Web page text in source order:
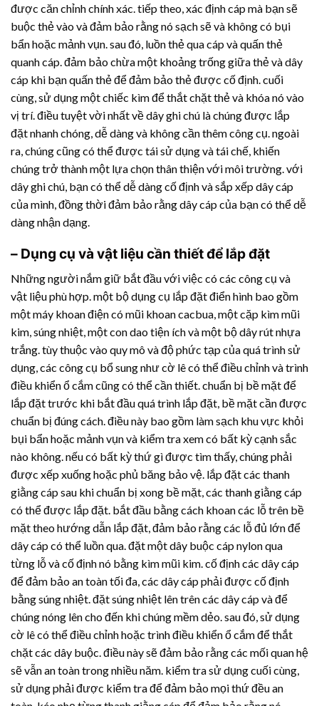
được căn chỉnh chính xác. tiếp theo, xác định cáp mà bạn sẽ
buộc thẻ vào và đảm bảo rằng nó sạch sẽ và không có bụi
bẩn hoặc mảnh vụn. sau đó, luồn thẻ qua cáp và quấn thẻ
quanh cáp. đảm bảo chừa một khoảng trống giữa thẻ và dây
cáp khi bạn quấn thẻ để đảm bảo thẻ được cố định. cuối
cùng, sử dụng một chiếc kìm để thắt chặt thẻ và khóa nó vào
vị trí. điều tuyệt vời nhất về dây ghi chú là chúng được lắp
đặt nhanh chóng, dễ dàng và không cần thêm công cụ. ngoài
ra, chúng cũng có thể được tái sử dụng và tái chế, khiến
chúng trở thành một lựa chọn thân thiện với môi trường. với
dây ghi chú, bạn có thể dễ dàng cố định và sắp xếp dây cáp
của mình, đồng thời đảm bảo rằng dây cáp của bạn có thể dễ
dàng nhận dạng.
– Dụng cụ và vật liệu cần thiết để lắp đặt
Những người nắm giữ bắt đầu với việc có các công cụ và
vật liệu phù hợp. một bộ dụng cụ lắp đặt điển hình bao gồm
một máy khoan điện có mũi khoan cacbua, một cặp kìm mũi
kim, súng nhiệt, một con dao tiện ích và một bộdây rút nhựa
trắng. tùy thuộc vào quy mô và độ phức tạp của quá trình sử
dụng, các công cụ bổ sung như cờ lê có thể điều chỉnh và trình
điều khiển ổ cắm cũng có thể cần thiết. chuẩn bị bề mặt để
lắp đặt trước khi bắt đầu quá trình lắp đặt, bề mặt cần được
chuẩn bị đúng cách. điều này bao gồm làm sạch khu vực khỏi
bụi bẩn hoặc mảnh vụn và kiểm tra xem có bất kỳ cạnh sắc
nào không. nếu có bất kỳ thứ gì được tìm thấy, chúng phải
được xếp xuống hoặc phủ băng bảo vệ. lắp đặt các thanh
giằng cáp sau khi chuẩn bị xong bề mặt, các thanh giằng cáp
có thể được lắp đặt. bắt đầu bằng cách khoan các lỗ trên bề
mặt theo hướng dẫn lắp đặt, đảm bảo rằng các lỗ đủ lớn để
dây cáp có thể luồn qua. đặt một dây buộc cáp nylon qua
từng lỗ và cố định nó bằng kìm mũi kim. cố định các dây cáp
để đảm bảo an toàn tối đa, các dây cáp phải được cố định
bằng súng nhiệt. đặt súng nhiệt lên trên các dây cáp và để
chúng nóng lên cho đến khi chúng mềm dẻo. sau đó, sử dụng
cờ lê có thể điều chỉnh hoặc trình điều khiển ổ cắm để thắt
chặt các dây buộc. điều này sẽ đảm bảo rằng các mối quan hệ
sẽ vẫn an toàn trong nhiều năm. kiểm tra sử dụng cuối cùng,
sử dụng phải được kiểm tra để đảm bảo mọi thứ đều an